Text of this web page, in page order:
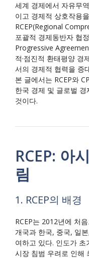
세계 경제에서 자유무
이고 경제적 상호작용
RCEP(Regional
포괄적 경제동반자 협
Progressive
적·점진적 환태평양 경
서의 경제적 협력을 증
본 글에서는 RCEP와
한국 경제 및 글로벌
것이다.
RCEP: 아
림
1. RCEP의 배경
RCEP는 2012년에 처
개국과 한국, 중국, 일
여하고 있다. 인도가
시장 침범 우려로 인해